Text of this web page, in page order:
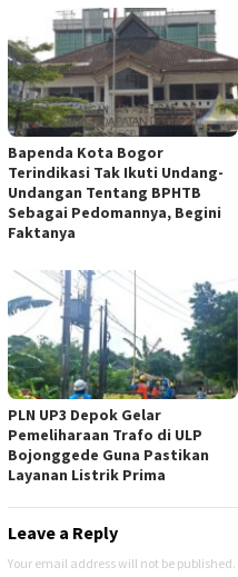
Bapenda Kota Bogor
Terindikasi Tak Ikuti Undang-
Undangan Tentang BPHTB
Sebagai Pedomannya, Begini
Faktanya
PLN UP3 Depok Gelar
Pemeliharaan Trafo di ULP
Bojonggede Guna Pastikan
Layanan Listrik Prima
Leave a Reply
Your email address will not be published.